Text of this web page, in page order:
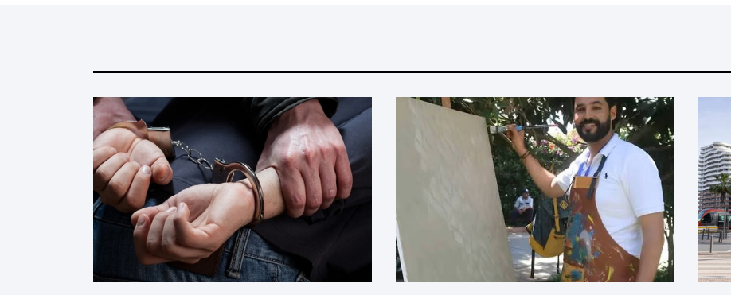
الوحيد المباشر والمنتخب من قِبل 211
اتحادا […]